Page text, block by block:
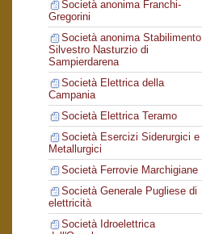
Società anonima Franchi-
Gregorini
Società anonima Stabilimento
Silvestro Nasturzio di
Sampierdarena
Società Elettrica della
Campania
Società Elettrica Teramo
Società Esercizi Siderurgici e
Metallurgici
Società Ferrovie Marchigiane
Società Generale Pugliese di
elettricità
Società Idroelettrica